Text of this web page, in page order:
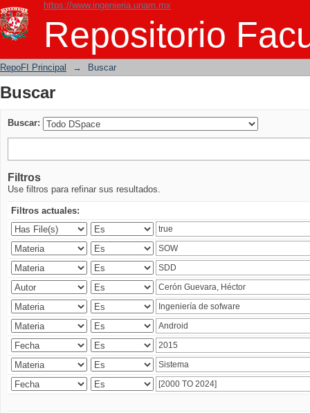
https://www.ingenieria.unam.mx
Repositorio
Buscar
RepoFI Principal → Buscar
Buscar
Buscar:
Filtros
Use filtros para refinar sus resultados.
Filtros actuales: